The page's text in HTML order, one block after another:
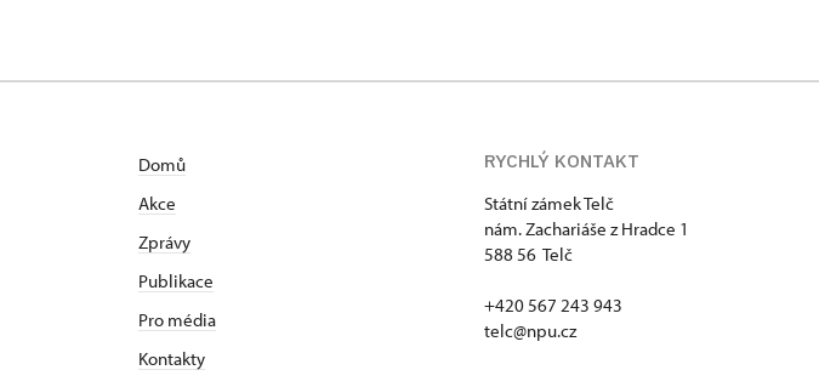
Domů
Akce
Zprávy
Publikace
Pro média
Kontakty
RYCHLÝ KONTAKT
Státní zámek Telč
nám. Zachariáše z Hradce 1
588 56 Telč
+420 567 243 943
telc@npu.cz